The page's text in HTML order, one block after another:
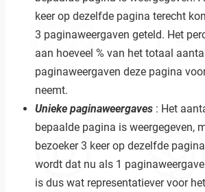
keer op dezelfde pagina terecht
3 paginaweergaven geteld. Het
aan hoeveel % van het totaal
paginaweergaven deze pagina
neemt.
Unieke paginaweergaves: Het
bepaalde pagina is weergegeven,
bezoeker 3 keer op dezelfde
wordt dat nu als 1
is dus wat representatiever voor